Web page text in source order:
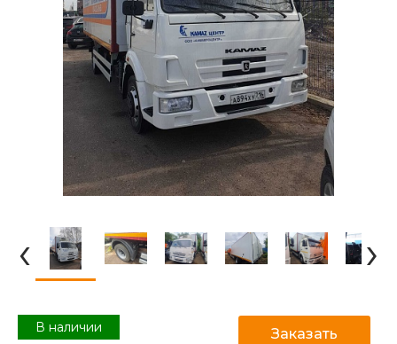
‹ ›
В наличии Заказать